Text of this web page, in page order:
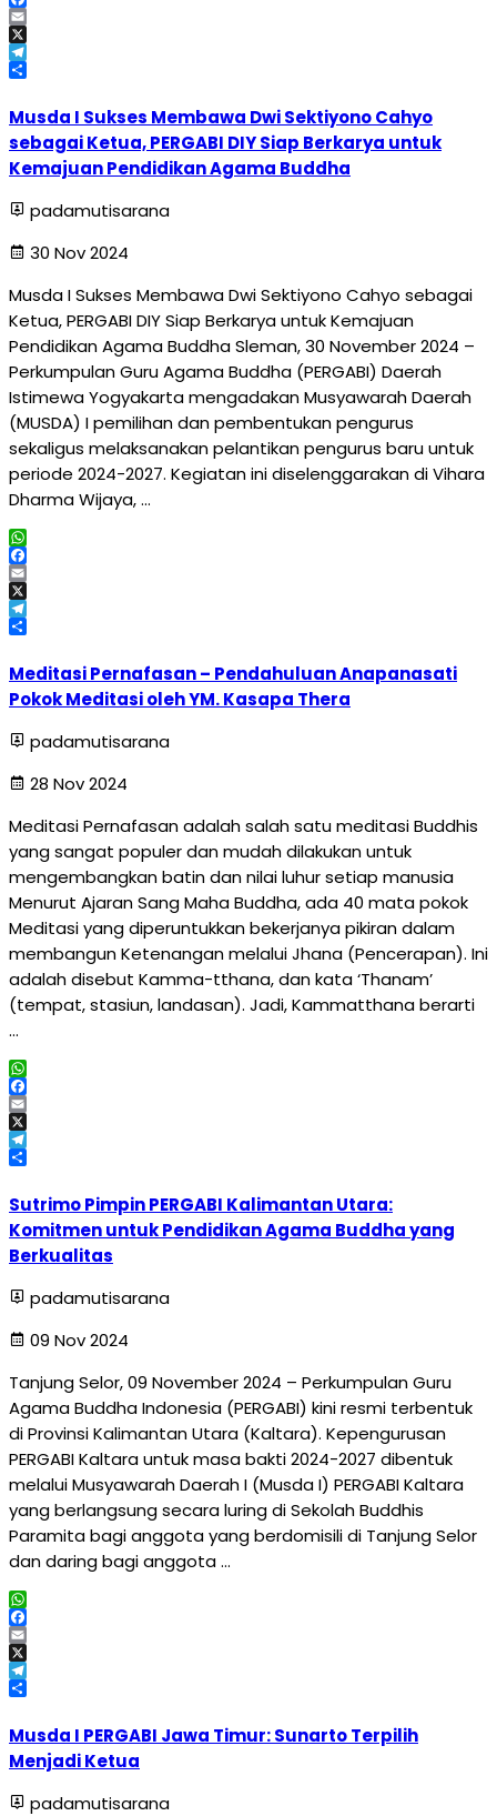
Facebook
Email
X
Telegram
Musda I Sukses Membawa Dwi Sektiyono Cahyo
sebagai Ketua, PERGABI DIY Siap Berkarya untuk
Kemajuan Pendidikan Agama Buddha
padamutisarana
30 Nov 2024
Musda I Sukses Membawa Dwi Sektiyono Cahyo sebagai
Ketua, PERGABI DIY Siap Berkarya untuk Kemajuan
Pendidikan Agama Buddha Sleman, 30 November 2024 –
Perkumpulan Guru Agama Buddha (PERGABI) Daerah
Istimewa Yogyakarta mengadakan Musyawarah Daerah
(MUSDA) I pemilihan dan pembentukan pengurus
sekaligus melaksanakan pelantikan pengurus baru untuk
periode 2024-2027. Kegiatan ini diselenggarakan di Vihara
Dharma Wijaya, …
WhatsApp
Facebook
Email
X
Telegram
Meditasi Pernafasan – Pendahuluan Anapanasati
Pokok Meditasi oleh YM. Kasapa Thera
padamutisarana
28 Nov 2024
Meditasi Pernafasan adalah salah satu meditasi Buddhis
yang sangat populer dan mudah dilakukan untuk
mengembangkan batin dan nilai luhur setiap manusia
Menurut Ajaran Sang Maha Buddha, ada 40 mata pokok
Meditasi yang diperuntukkan bekerjanya pikiran dalam
membangun Ketenangan melalui Jhana (Pencerapan). Ini
adalah disebut Kamma-tthana, dan kata ‘Thanam’
(tempat, stasiun, landasan). Jadi, Kammatthana berarti
…
WhatsApp
Facebook
Email
X
Telegram
Sutrimo Pimpin PERGABI Kalimantan Utara:
Komitmen untuk Pendidikan Agama Buddha yang
Berkualitas
padamutisarana
09 Nov 2024
Tanjung Selor, 09 November 2024 – Perkumpulan Guru
Agama Buddha Indonesia (PERGABI) kini resmi terbentuk
di Provinsi Kalimantan Utara (Kaltara). Kepengurusan
PERGABI Kaltara untuk masa bakti 2024-2027 dibentuk
melalui Musyawarah Daerah I (Musda I) PERGABI Kaltara
yang berlangsung secara luring di Sekolah Buddhis
Paramita bagi anggota yang berdomisili di Tanjung Selor
dan daring bagi anggota …
WhatsApp
Facebook
Email
X
Telegram
Musda I PERGABI Jawa Timur: Sunarto Terpilih
Menjadi Ketua
padamutisarana